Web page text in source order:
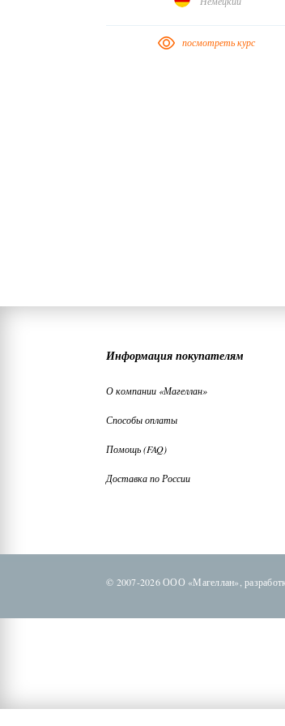
посмотреть курс
Информация покупателям
О компании «Магеллан»
Способы оплаты
Помощь (FAQ)
Доставка по России
© 2007-2026 ООО «Магеллан»,